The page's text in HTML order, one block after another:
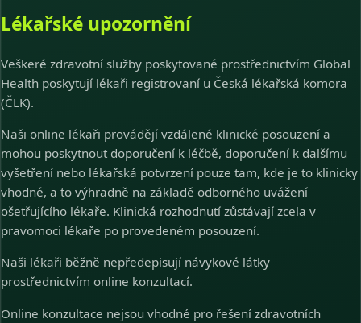
Lékařské upozornění
Veškeré zdravotní služby poskytované prostřednictvím Global
Health poskytují lékaři registrovaní u Česká lékařská komora
(ČLK).
Naši online lékaři provádějí vzdálené klinické posouzení a
mohou poskytnout doporučení k léčbě, doporučení k dalšímu
vyšetření nebo lékařská potvrzení pouze tam, kde je to klinicky
vhodné, a to výhradně na základě odborného uvážení
ošetřujícího lékaře. Klinická rozhodnutí zůstávají zcela v
pravomoci lékaře po provedeném posouzení.
Naši lékaři běžně nepředepisují návykové látky
prostřednictvím online konzultací.
Online konzultace nejsou vhodné pro řešení zdravotních